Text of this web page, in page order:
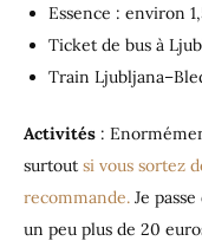
Essence : environ
Ticket de bus à
Train
Activités :
surtout si vous sortez
recommande. Je
un peu plus de 20